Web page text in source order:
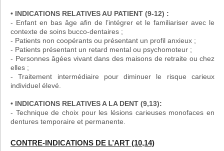
• INDICATIONS RELATIVES AU PATIENT (9-12) :
- Enfant en bas âge afin de l’intégrer et le familiariser avec le
contexte de soins bucco-dentaires ;
- Patients non coopérants ou présentant un profil anxieux ;
- Patients présentant un retard mental ou psychomoteur ;
- Personnes âgées vivant dans des maisons de retraite ou chez
elles ;
- Traitement intermédiaire pour diminuer le risque carieux
individuel élevé.
• INDICATIONS RELATIVES A LA DENT (9,13):
- Technique de choix pour les lésions carieuses monofaces en
dentures temporaire et permanente.
CONTRE-INDICATIONS DE L’ART (10,14)